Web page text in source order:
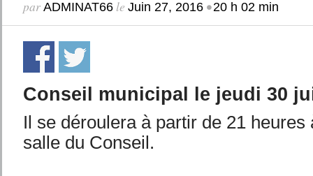
par ADMINAT66le Juin 27, 2016•20 h 02 min
Conseil municipal le jeudi 30
Il se déroulera à partir de 21 heures
salle du Conseil.